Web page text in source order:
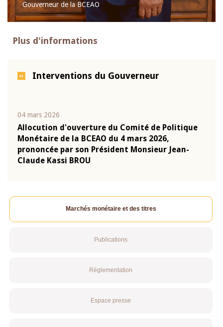
Gouverneur de la BCEAO
Plus d'informations
Interventions du Gouverneur
04 mars 2026
Allocution d'ouverture du Comité de Politique
Monétaire de la BCEAO du 4 mars 2026,
prononcée par son Président Monsieur Jean-
Claude Kassi BROU
Marchés monétaire et des titres
Publications
Réglementation
Espace presse